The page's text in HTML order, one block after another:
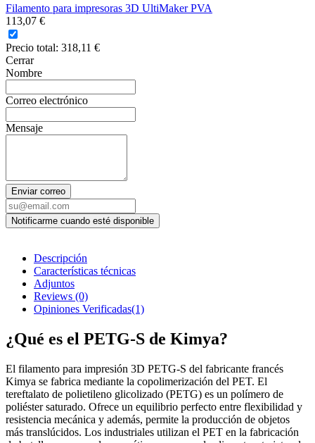
Filamento para impresoras 3D UltiMaker PVA
113,07 €
Precio total: 318,11 €
Cerrar
Nombre
Correo electrónico
Mensaje
Enviar correo
Descripción
Características técnicas
Adjuntos
Reviews (0)
Opiniones Verificadas(1)
¿Qué es el PETG-S de Kimya?
El filamento para impresión 3D PETG-S del fabricante francés
Kimya se fabrica mediante la copolimerización del PET. El
tereftalato de polietileno glicolizado (PETG) es un polímero de
poliéster saturado. Ofrece un equilibrio perfecto entre flexibilidad y
resistencia mecánica y además, permite la producción de objetos
más translúcidos. Los industriales utilizan el PET en la fabricación